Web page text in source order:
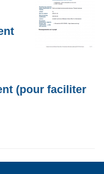
(pour faciliter